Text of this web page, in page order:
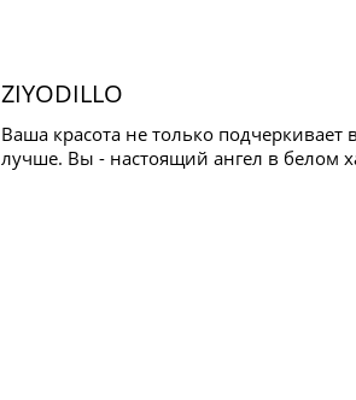
ZIYODILLO
Ваша красота не только
лучше. Вы - настоящий ангел в белом